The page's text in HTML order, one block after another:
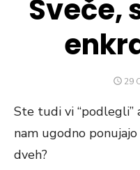
Sveče,
29
Ste tudi vi “podlegli”
nam ugodno
dveh?